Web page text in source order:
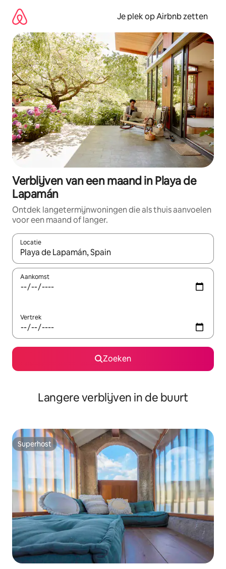
direct
naar
inhoud
Je plek op Airbnb zetten
Verblijven van een maand in Playa de
Lapamán
Ontdek langetermijnwoningen die als thuis aanvoelen
voor een maand of langer.
Locatie
Wanneer er resultaten beschikbaar zijn, maak je een keuze
Aankomst
Vertrek
Zoeken
Langere verblijven in de buurt
Superhost
Superhost